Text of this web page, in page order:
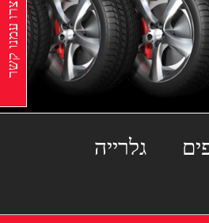
גלרייה
צרו עמנו קשר